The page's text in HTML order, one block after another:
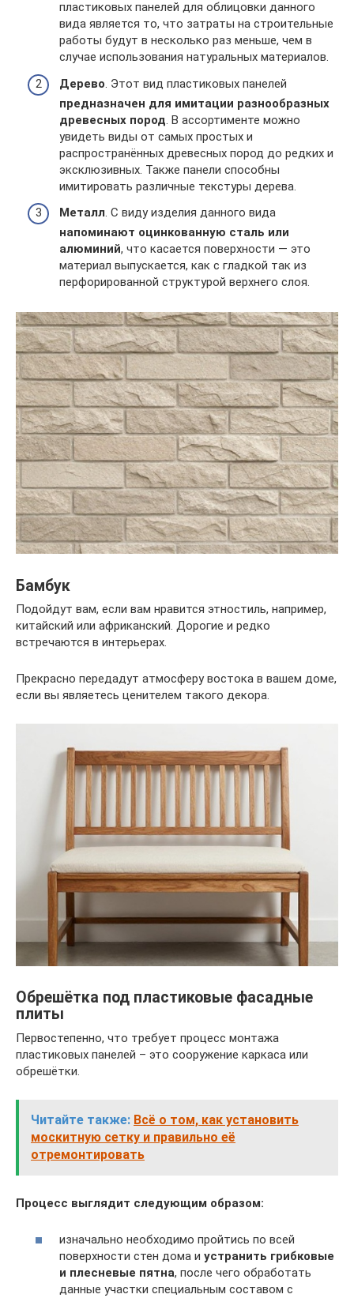
пластиковых панелей для облицовки данного
вида является то, что затраты на строительные
работы будут в несколько раз меньше, чем в
случае использования натуральных материалов.
Дерево. Этот вид пластиковых панелей
предназначен для имитации разнообразных
древесных пород. В ассортименте можно
увидеть виды от самых простых и
распространённых древесных пород до редких и
эксклюзивных. Также панели способны
имитировать различные текстуры дерева.
Металл. С виду изделия данного вида
напоминают оцинкованную сталь или
алюминий, что касается поверхности — это
материал выпускается, как с гладкой так из
перфорированной структурой верхнего слоя.
Бамбук
Подойдут вам, если вам нравится этностиль, например,
китайский или африканский. Дорогие и редко
встречаются в интерьерах.
Прекрасно передадут атмосферу востока в вашем доме,
если вы являетесь ценителем такого декора.
Обрешётка под пластиковые фасадные
плиты
Первостепенно, что требует процесс монтажа
пластиковых панелей – это сооружение каркаса или
обрешётки.
Читайте также: Всё о том, как установить
москитную сетку и правильно её
отремонтировать
Процесс выглядит следующим образом:
изначально необходимо пройтись по всей
поверхности стен дома и устранить грибковые
и плесневые пятна, после чего обработать
данные участки специальным составом с